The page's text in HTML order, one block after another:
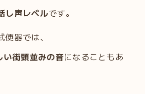
し声レベルです。
器では、
街頭並みの音になることもあ